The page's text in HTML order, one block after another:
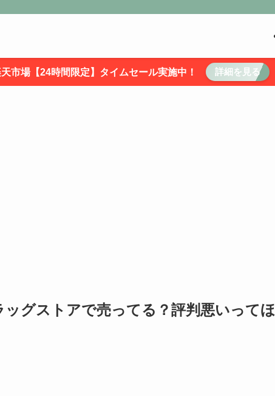
市場【24時間限定】タイムセール実施中！ 詳細を見る
グストアで売ってる？評判悪いってほ